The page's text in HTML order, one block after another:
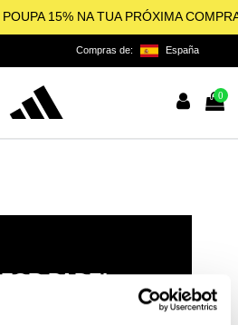
15% NA TUA PRÓXIMA
Compras de: España
0
PADEL
OFICIAL DA